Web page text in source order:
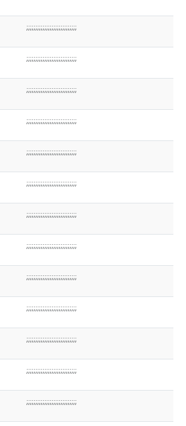
;;;;;;;;;;;;;;;;;;;;;;;;;;;;
;;;;;;;;;;;;;;;;;;;;;;;;;;;;
;;;;;;;;;;;;;;;;;;;;;;;;;;;;
;;;;;;;;;;;;;;;;;;;;;;;;;;;;
;;;;;;;;;;;;;;;;;;;;;;;;;;;;
;;;;;;;;;;;;;;;;;;;;;;;;;;;;
;;;;;;;;;;;;;;;;;;;;;;;;;;;;
;;;;;;;;;;;;;;;;;;;;;;;;;;;;
;;;;;;;;;;;;;;;;;;;;;;;;;;;;
;;;;;;;;;;;;;;;;;;;;;;;;;;;;
;;;;;;;;;;;;;;;;;;;;;;;;;;;;
;;;;;;;;;;;;;;;;;;;;;;;;;;;;
;;;;;;;;;;;;;;;;;;;;;;;;;;;;